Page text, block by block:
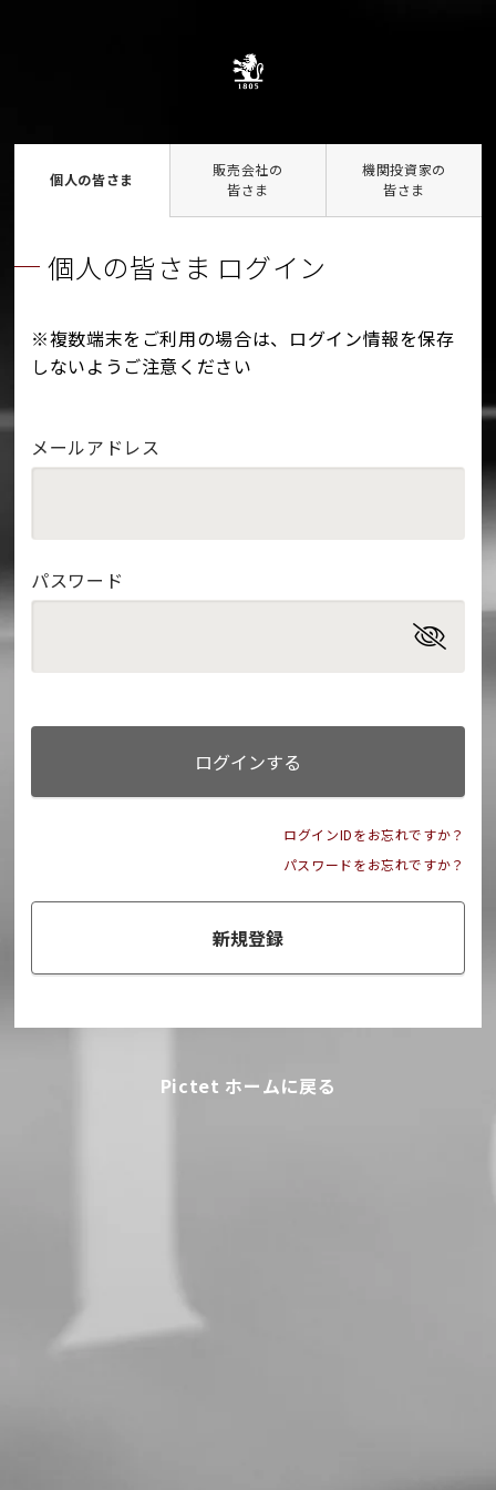
個人の皆さま
販売会社の
皆さま
機関投資家の
皆さま
個人の皆さま ログイン
※複数端末をご利用の場合は、ログイン情報を保存
しないようご注意ください
メールアドレス
パスワード
ログインする
ログインIDをお忘れですか？
パスワードをお忘れですか？
新規登録
Pictet ホームに戻る